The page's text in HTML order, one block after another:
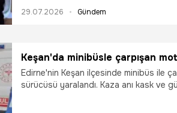
29.07.2026 Gündem
Keşan'da minibüsle çarpışan
Edirne'nin Keşan ilçesinde minibüs ile
sürücüsü yaralandı. Kaza anı kask ve